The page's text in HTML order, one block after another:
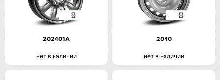
202401A
нет в наличии
2040
нет в наличии